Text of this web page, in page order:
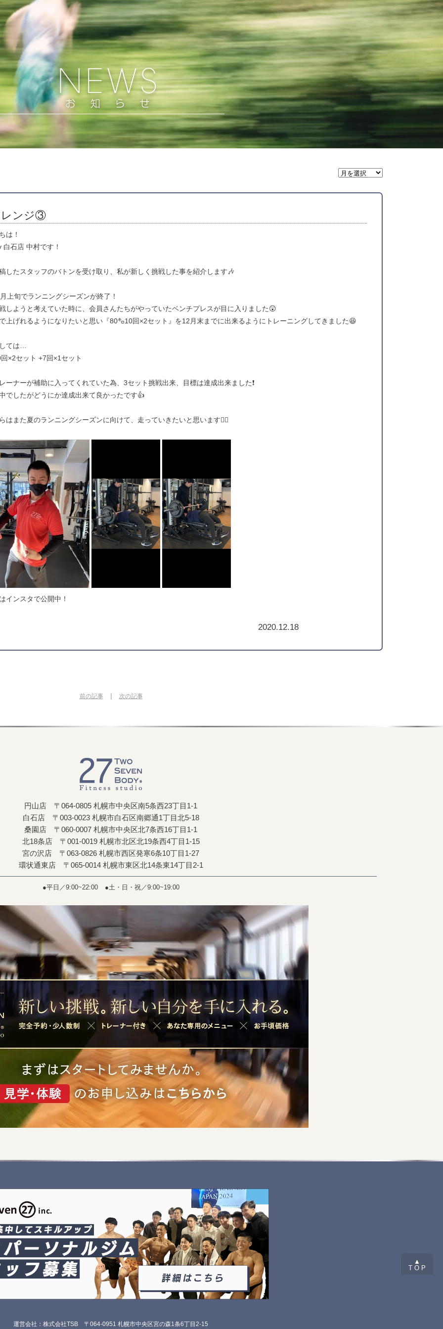
月
間
ー
レンジ③
は！
白石店 中村です！
したスタッフのバトンを受け取り、私が新しく挑戦した事を紹介します🎶
上旬でランニングシーズンが終了！
しようと考えていた時に、会員さんたちがやっていたベンチプレスが目に入りました😲
上げれるようになりたいと思い『80㌔10回×2セット』を12月末までに出来るようにトレーニングしてきました😆
ては…
×2セット +7回×1セット
ーナーが補助に入ってくれていた為、3セット挑戦出来、目標は達成出来ました❗️
でしたがどうにか達成出来て良かったです👍
はまた夏のランニングシーズンに向けて、走っていきたいと思います🏃‍♂️
インスタで公開中！
2020.12.18
前の記事| 次の記事
▲
T O P
円山店 〒064-0805 札幌市中央区南5条西23丁目1-1
白石店 〒003-0023 札幌市白石区南郷通1丁目北5-18
桑園店 〒060-0007 札幌市中央区北7条西16丁目1-1
北18条店 〒001-0019 札幌市北区北19条西4丁目1-15
宮の沢店 〒063-0826 札幌市西区発寒6条10丁目1-27
環状通東店 〒065-0014 札幌市東区北14条東14丁目2-1
●平日／9:00~22:00 ●土・日・祝／9:00~19:00
運営会社：株式会社TSB 〒064-0951 札幌市中央区宮の森1条6丁目2-15